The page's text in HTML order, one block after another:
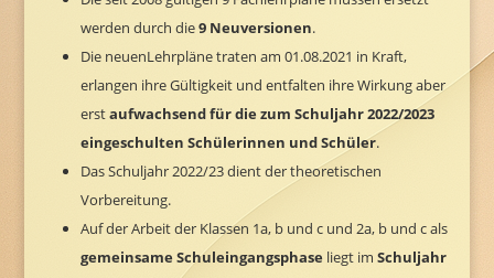
werden durch die9 Neuversionen.
Die neuenLehrpläne traten am 01.08.2021 in Kraft,
erlangen ihre Gültigkeit und entfalten ihre Wirkung aber
erstaufwachsend für die zum Schuljahr 2022/2023
eingeschulten Schülerinnen und Schüler.
Das Schuljahr 2022/23 dient der theoretischen
Vorbereitung.
Auf der Arbeit der Klassen 1a, b und c und 2a, b und c als
gemeinsame Schuleingangsphase liegt imSchuljahr